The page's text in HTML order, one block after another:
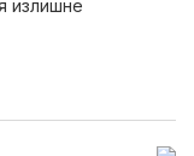
излишне